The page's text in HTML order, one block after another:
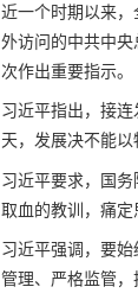
近一个时期以来
外访问的中共中
次作出重要指示。
习近平指出，接
天，发展决不能以
习近平要求，国
取血的教训，痛定
习近平强调，要
管理、严格监管，